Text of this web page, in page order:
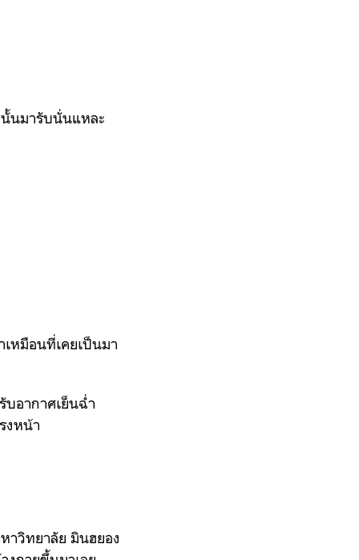
นั้นมารับนั่นแหละ
หมือนที่เคยเป็นมา
บอากาศเย็นฉ่ำ
งหน้า
าวิทยาลัย มินฮยอง